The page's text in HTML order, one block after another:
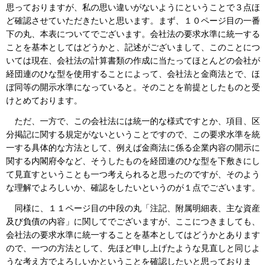
思っておりますが、私の思い違いがないようにということで３点ほ
ど確認させていただきたいと思います。まず、１０ページ目の一番
下の丸、本表についてでございます。会社法の要求水準に統一する
ことを基本としてはどうかと、記述がございまして、このことにつ
いては現在、会社法の計算書類の作成に当たってほとんどの会社が
経団連のひな型を使用することによって、会社法と金商法とで、ほ
ぼ同等の開示水準になっていると。そのことを前提としたものと受
けとめております。
ただ、一方で、この会社法には統一的な様式ですとか、項目、区
分掲記に関する規定がないということですので、この要求水準を統
一する具体的な方法として、例えば金商法に係る企業内容の開示に
関する内閣府令など、そうしたものを経団連のひな型を下敷きにし
て見直すということも一つ考えられると思ったのですが、そのよう
な理解でよろしいか、確認をしたいというのが１点でございます。
同様に、１１ページ目の中段の丸「注記、附属明細表、主な資産
及び負債の内容」に関してでございますが、ここにつきましても、
会社法の要求水準に統一することを基本としてはどうかとあります
ので、一つの方法として、先ほど申し上げたような見直しと同じよ
うな考え方でよろしいかということを確認したいと思っておりま